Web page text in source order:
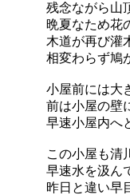
残念ながら山
晩夏なため花
木道が再び灌
相変わらず鳩
小屋前には大
前は小屋の壁
早速小屋内へ
この小屋も清
早速水を汲ん
昨日と違い早